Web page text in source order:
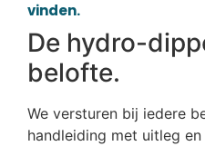
vinden.
De hydro-
belofte.
We versturen bij iedere
handleiding met uitleg